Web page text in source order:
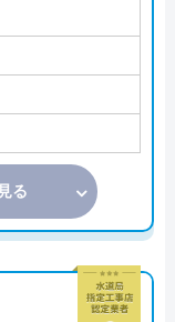
る